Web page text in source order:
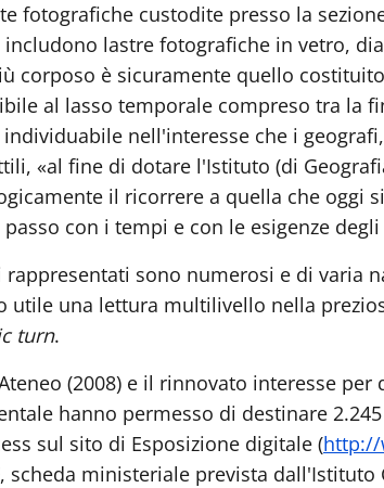
fotografiche custodite presso la
includono lastre fotografiche in vetro,
corposo è sicuramente quello
al lasso temporale compreso tra la
nell'interesse che i
«al fine di dotare l'Istituto (di
il ricorrere a quella che oggi
passo con i tempi e con le esigenze
rappresentati sono numerosi e di varia
utile una lettura multilivello nella
turn.
(2008) e il rinnovato interesse
hanno permesso di destinare
sul sito di Esposizione digitale (http://
scheda ministeriale prevista